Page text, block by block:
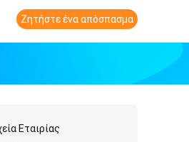
Ζητήστε ένα απόσπασμα
Εταιρίας